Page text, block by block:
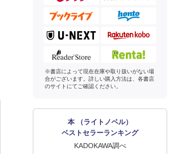
※書店によって現在在庫や取り扱いがない場
合がございます。詳しい購入方法は、各書店
のサイトにてご確認ください。
本 （ライトノベル）
ベストセラーランキング
KADOKAWA調べ